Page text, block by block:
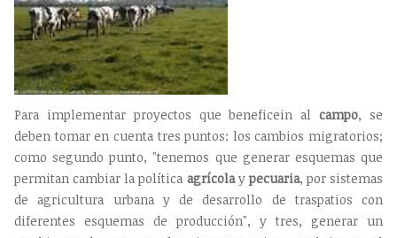
Para implementar proyectos que beneficein alcampo, se
deben tomar en cuenta tres puntos: los cambios migratorios;
como segundo punto, "tenemos que generar esquemas que
permitan cambiar la política agrícolaypecuaria, por sistemas
de agricultura urbana y de desarrollo de traspatios con
diferentes esquemas de producción", y tres, generar un